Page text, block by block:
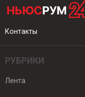
Контакты
РУБРИКИ
Лента